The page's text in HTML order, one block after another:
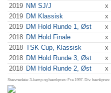
2019 NM SJ/J x
2019 DM Klassisk x
2019 DM Hold Runde 1, Øst x
2018 DM Hold Finale x
2018 TSK Cup, Klassisk x
2018 DM Hold Runde 3, Øst x
2018 DM Hold Runde 2, Øst x
Stævnedata: 3-kamp og bænkpres: Fra 1997. Div.